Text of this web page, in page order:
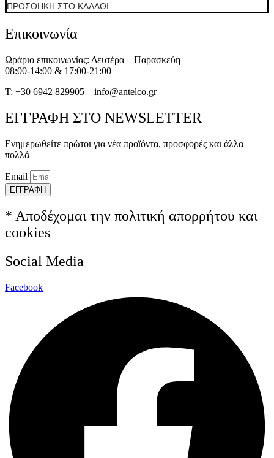
ΠΡΟΣΘΉΚΗ ΣΤΟ ΚΑΛΆΘΙ
Επικοινωνία
Ωράριο επικοινωνίας: Δευτέρα – Παρασκεύη
08:00-14:00 & 17:00-21:00
T: +30 6942 829905 – info@antelco.gr
ΕΓΓΡΑΦΗ ΣΤΟ NEWSLETTER
Ενημερωθείτε πρώτοι για νέα προϊόντα, προσφορές και άλλα
πολλά
Email
ΕΓΓΡΑΦΗ
* Αποδέχομαι την πολιτική απορρήτου και
cookies
Social Media
Facebook